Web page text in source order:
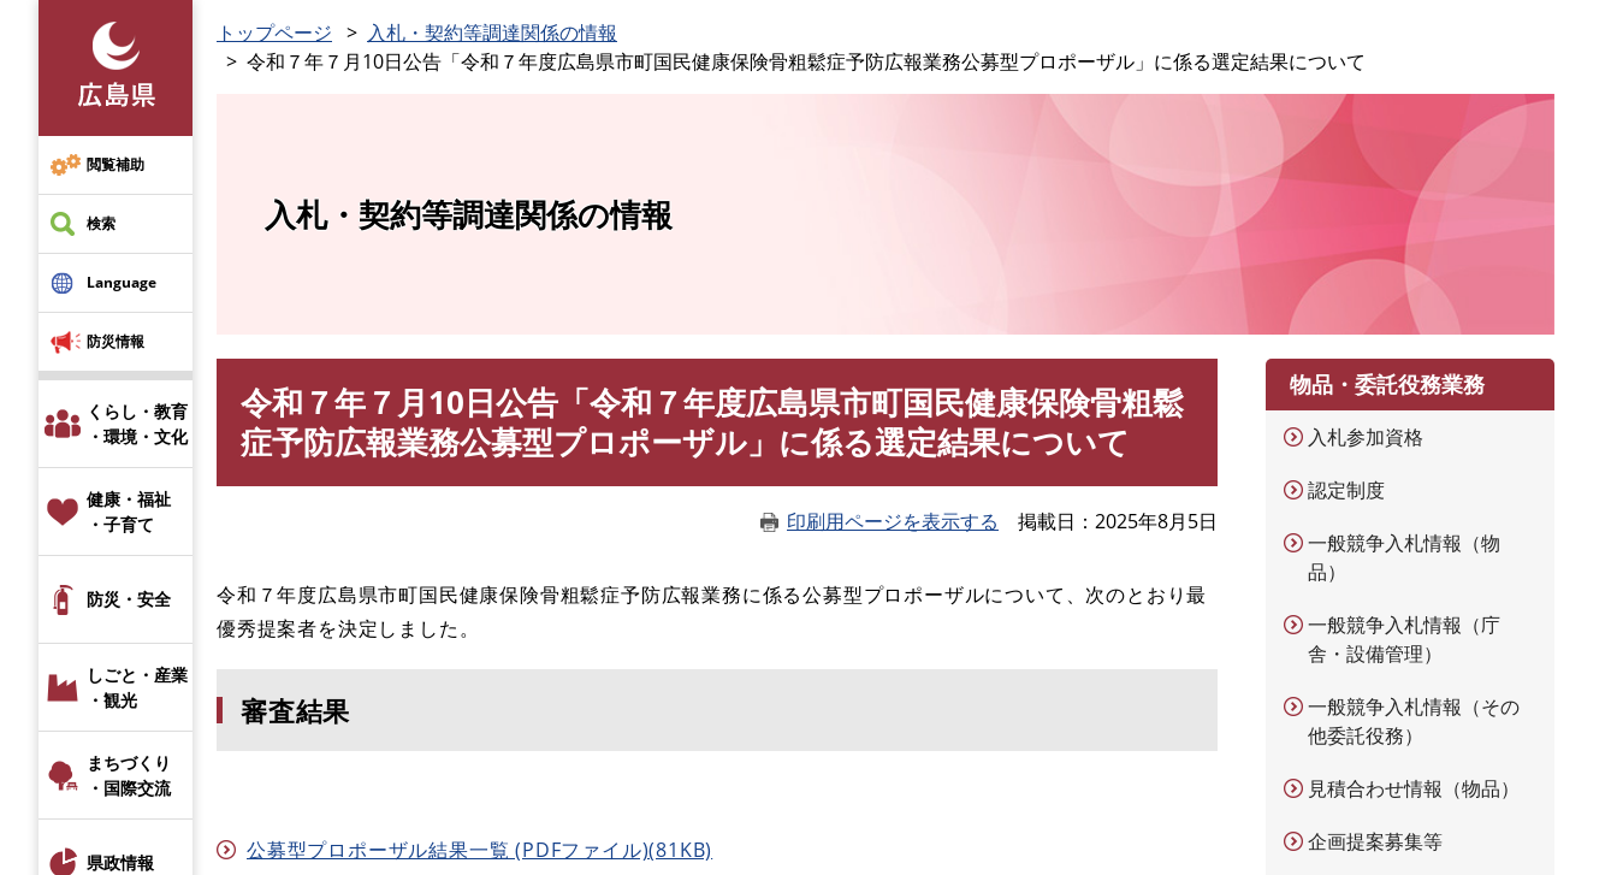
先
頭
で
す
閲覧補助
検索
Language
防災情報
くらし・教育
・環境・文化
健康・福祉
・子育て
防災・安全
しごと・産業
・観光
まちづくり
・国際交流
県政情報
トップページ
入札・契約等調達関係の情報
令和７年７月10日公告「令和７年度広島県市町国民健康保険骨粗鬆症予防広報業務公募型プロポーザル」に係る選定結果について
入札・契約等調達関係の情報
令和７年７月10日公告「令和７年度広島県市町国民健康保険骨粗鬆
症予防広報業務公募型プロポーザル」に係る選定結果について
印刷用ページを表示する 掲載日 2025年8月5日
令和７年度広島県市町国民健康保険骨粗鬆症予防広報業務に係る公募型プロポーザルについて、次のとおり最
優秀提案者を決定しました。
審査結果
公募型プロポーザル結果一覧 (PDFファイル)(81KB)
物品・委託役務業務
入札参加資格
認定制度
一般競争入札情報（物
品）
一般競争入札情報（庁
舎・設備管理）
一般競争入札情報（その
他委託役務）
見積合わせ情報（物品）
企画提案募集等